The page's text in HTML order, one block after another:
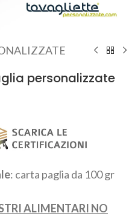
personalizzate
: carta paglia da 100 gr
ALIMENTARI NO